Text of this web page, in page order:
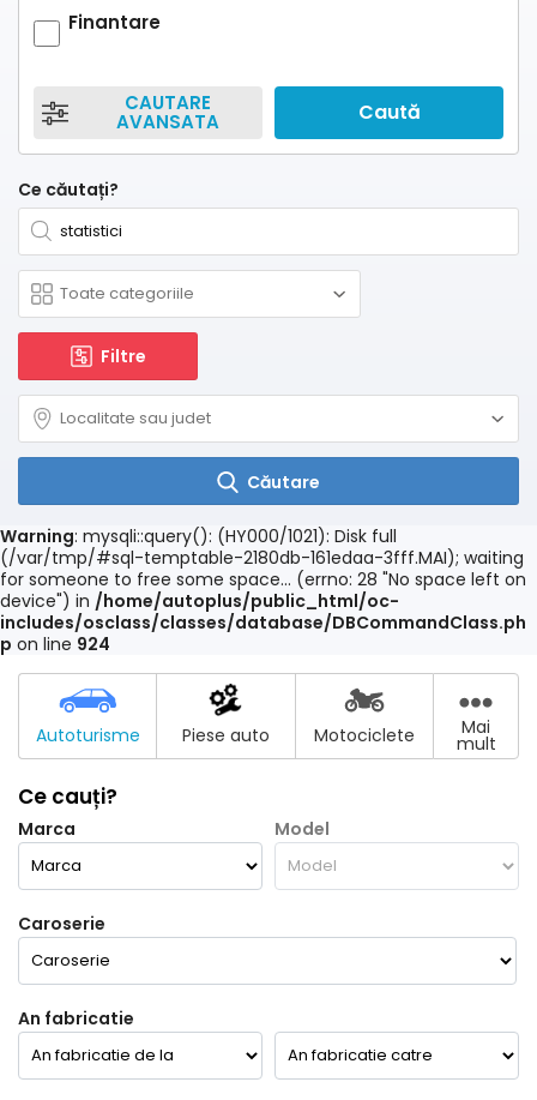
Finantare
CAUTARE
AVANSATA Caută
Ce căutați?
Filtre
Căutare
Warning: mysqli::query(): (HY000/1021): Disk full
(/var/tmp/#sql-temptable-2180db-161edaa-3fff.MAI); waiting
for someone to free some space... (errno: 28 "No space left on
device") in /home/autoplus/public_html/oc-
includes/osclass/classes/database/DBCommandClass.ph
p on line 924
Autoturisme Piese auto Motociclete Mai
mult
Ce cauți?
Marca Model
Caroserie
An fabricatie